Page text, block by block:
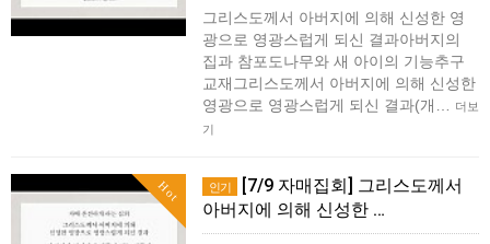
그리스도께서 아버지에 의해 신성한 영
광으로 영광스럽게 되신 결과아버지의
집과 참포도나무와 새 아이의 기능추구
교재그리스도께서 아버지에 의해 신성한
영광으로 영광스럽게 되신 결과(개…
더보
기
Hot 인기
[7/9 자매집회] 그리스도께서
아버지에 의해 신성한 …